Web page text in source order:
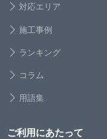
対応エリア
施工事例
ランキング
コラム
用語集
ご利用にあたって